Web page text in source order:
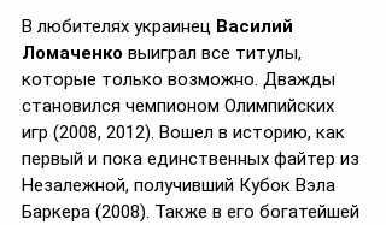
В любителях украинец Василий
Ломаченко выиграл все титулы,
которые только возможно. Дважды
становился чемпионом Олимпийских
игр (2008, 2012). Вошел в историю, как
первый и пока единственных файтер из
Незалежной, получивший Кубок Вэла
Баркера (2008). Также в его богатейшей